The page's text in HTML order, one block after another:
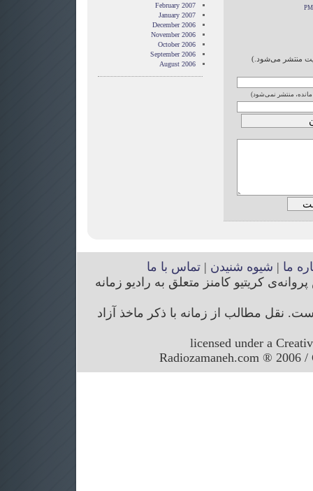
منتشر می‌شود.)
مانده، منتشر نمی‌شود)
February 2007
January 2007
December 2006
November 2006
October 2006
September 2006
August 2006
ما | شیوه شنیدن |تماس با ما
کریتیو کامنز متعلق به رادیو زمانه
نقل مطالب از زمانه با ذکر ماخذ آزاد
licensed under a